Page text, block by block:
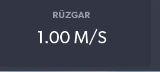
RÜZGAR
1.00 M/S